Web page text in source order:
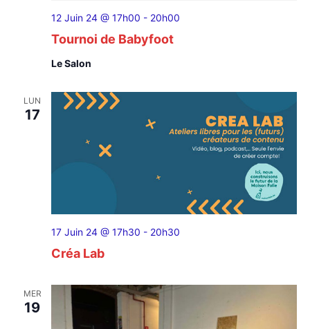
Tournoi de Babyfoot
12 Juin 24 @ 17h00 - 20h00
Le Salon
LUN
17
Créa Lab
17 Juin 24 @ 17h30 - 20h30
MER
19